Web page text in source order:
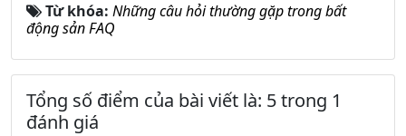
Từ khóa: Những câu hỏi thường gặp trong bất
động sản FAQ
Tổng số điểm của bài viết là: 5 trong 1
đánh giá